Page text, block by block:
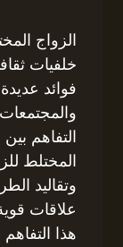
الزواج
خلفيات
فوائد
التفاهم
المختلط
وتقاليد
علاقات
هذا